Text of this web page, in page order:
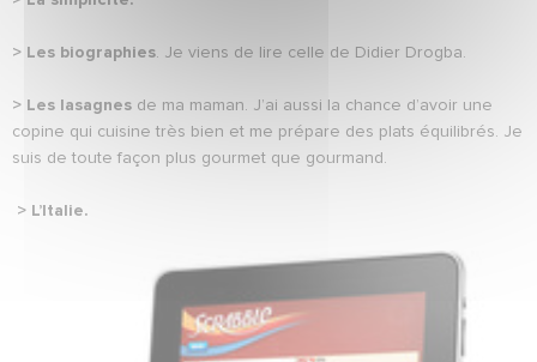
> Les biographies. Je viens de lire celle de Didier Drogba.
> Les lasagnes de ma maman. J’ai aussi la chance d’avoir une
copine qui cuisine très bien et me prépare des plats équilibrés. Je
suis de toute façon plus gourmet que gourmand.
> L’Italie.